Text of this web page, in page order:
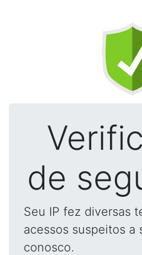
de
Seu IP fez diversas
acessos suspeitos a
conosco.